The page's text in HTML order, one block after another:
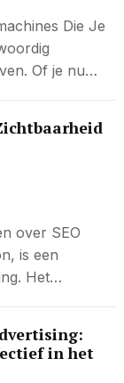
Die Je
Of je nu…
over SEO
is een
Het…
in het